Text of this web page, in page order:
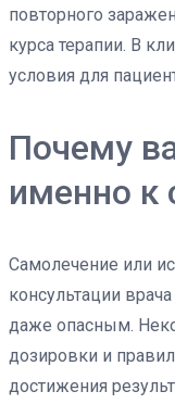
повторного
курса терапии. В
условия для
Почему
именно к
Самолечение или
консультации
даже опасным.
дозировки и
достижения